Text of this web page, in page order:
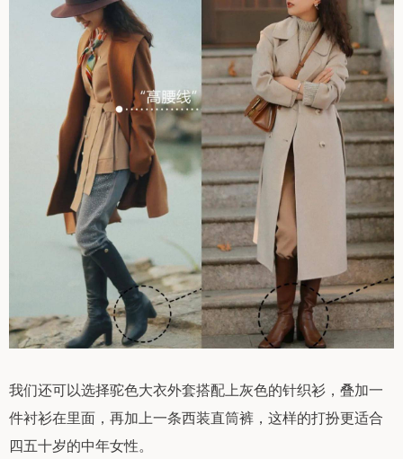
我们还可以选择驼色大衣外套搭配上灰色的针织衫，叠加一
件衬衫在里面，再加上一条西装直筒裤，这样的打扮更适合
四五十岁的中年女性。